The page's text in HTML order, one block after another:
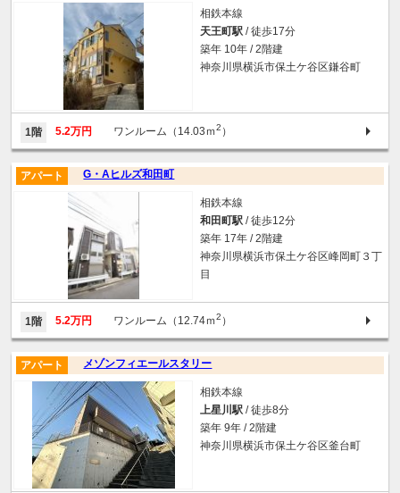
相鉄本線
天王町駅 / 徒歩17分
築年 10年 / 2階建
神奈川県横浜市保土ケ谷区鎌谷町
1階 5.2万円 ワンルーム（14.03ｍ2 ）
G・Aヒルズ和田町
アパート
相鉄本線
和田町駅 / 徒歩12分
築年 17年 / 2階建
神奈川県横浜市保土ケ谷区峰岡町３丁
目
1階 5.2万円 ワンルーム（12.74ｍ2 ）
メゾンフィエールスタリー
アパート
相鉄本線
上星川駅 / 徒歩8分
築年 9年 / 2階建
神奈川県横浜市保土ケ谷区釜台町